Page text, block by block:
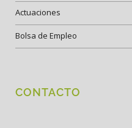
Actuaciones
Bolsa de Empleo
CONTACTO